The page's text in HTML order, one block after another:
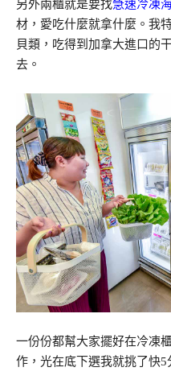
另外兩櫃就是要找急速冷凍
材，愛吃什麼就拿什麼。我
貝類，吃得到加拿大進口的
去。
一份份都幫大家擺好在冷凍
作，光在底下選我就挑了快5